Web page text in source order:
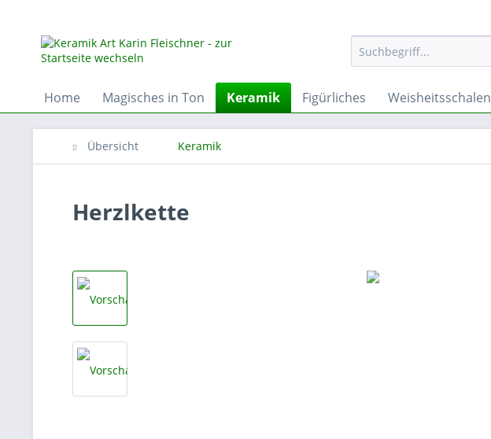
Home Magisches in Ton Keramik Figürliches Weisheitsschalen
Übersicht Keramik
Herzlkette